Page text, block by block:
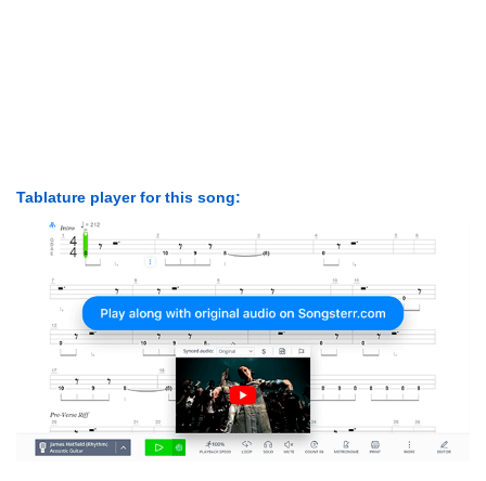
Tablature player for this song: